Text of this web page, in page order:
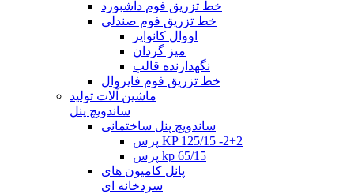
خط تزریق فوم داشبورد
خط تزریق فوم صندلی
اووال کانوایر
میز گردان
نگهدارنده قالب
خط تزریق فوم فایروال
ماشین آلات تولید
ساندویچ پنل
ساندویچ پنل ساختمانی
پرس KP 125/15 -2+2
پرس kp 65/15
پانل کامیون های
سردخانه ای